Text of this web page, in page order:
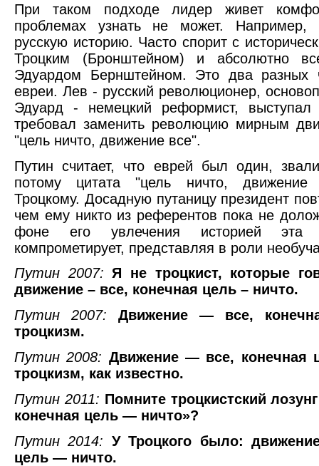
При таком подходе лидер живет
проблемах узнать не может. Например,
русскую историю. Часто спорит с
Троцким (Бронштейном) и абсолютно
Эдуардом Бернштейном. Это два разных
евреи. Лев - русский революционер,
Эдуард - немецкий реформист, выступал
требовал заменить революцию мирным
"цель ничто, движение все".
Путин считает, что еврей был один,
потому цитата "цель ничто, движение
Троцкому. Досадную путаницу президент
чем ему никто из референтов пока не
фоне его увлечения историей эта
компрометирует, представляя в роли
Путин 2007: Я не троцкист, которые
движение – все, конечная цель – ничто.
Путин 2007:
Движение — все,
троцкизм.
Путин 2008: Движение — все, конечная
троцкизм, как известно.
Путин 2011: Помните троцкистский
конечная цель — ничто»?
Путин 2014: У Троцкого было:
цель — ничто.